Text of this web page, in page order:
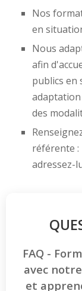
Nos
en
Nous
afin
publics en
des
référente :
adressez-
FAQ -
avec
et